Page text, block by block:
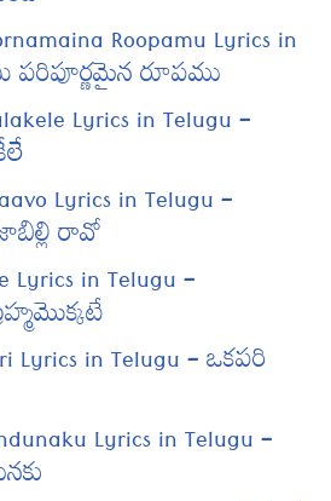
Roopamu Lyrics in
పరిపూర్ణమైన రూపము
Lyrics in Telugu –
Lyrics in Telugu –
రావో
Lyrics in Telugu –
Lyrics in Telugu – ఒకపరి
Lyrics in Telugu –